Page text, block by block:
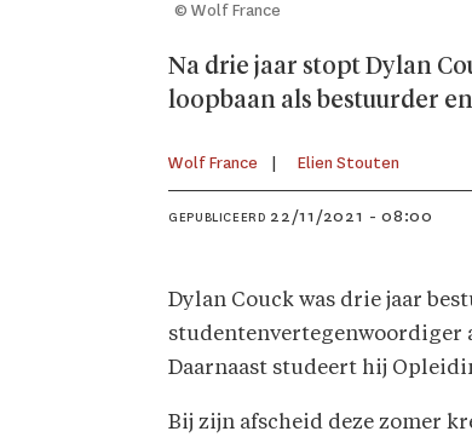
© Wolf France
Na drie jaar stopt Dylan
loopbaan als bestuurder
Wolf France Elien Stouten
GEPUBLICEERD 22/11/2021 - 08:00
Dylan Couck was drie jaar
studentenvertegenwoordiger
Daarnaast studeert hij
Bij zijn afscheid deze zomer